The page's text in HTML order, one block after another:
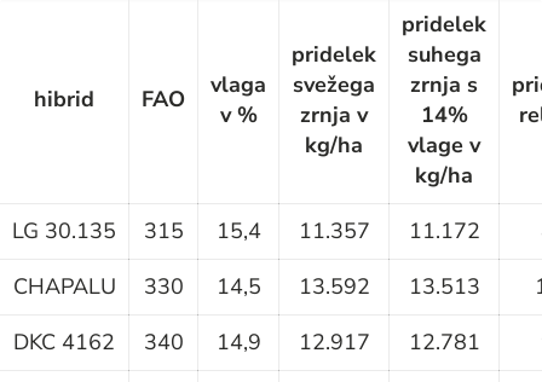
hibrid FAO
vlaga
v %
pridelek
svežega
zrnja v
kg/ha
pridelek
suhega
zrnja s
14%
vlage v
kg/ha
LG 30.135 315 15,4 11.357 11.172
CHAPALU
330 14,5 13.592 13.513
DKC 4162
340 14,9 12.917 12.781